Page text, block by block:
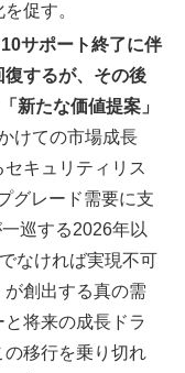
促す。
サポート終了に伴
復するが、その後
新たな価値提案」
けての市場成長
キュリティリス
グレード需要に支
巡する2026年以
なければ実現不可
創出する真の需
将来の成長ドラ
移行を乗り切れ